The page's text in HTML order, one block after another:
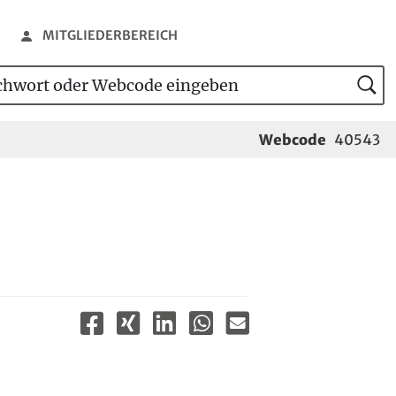
MITGLIEDERBEREICH
oder Webcode eingeben
Webcode 40543